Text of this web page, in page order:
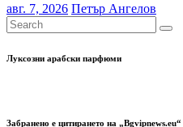
авг. 7, 2026 Петър Ангелов
Луксозни арабски парфюми
Забранено е цитирането на